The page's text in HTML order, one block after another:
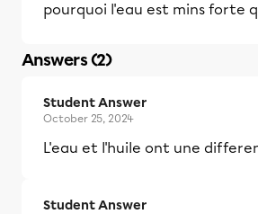
pourquoi l'eau est mins forte
Answers (2)
Student Answer
October 25, 2024
L'eau et l'huile ont une
Student Answer